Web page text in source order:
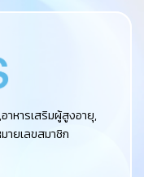
หารเสริมผู้สูงอายุ,
ายเลขสมาชิก